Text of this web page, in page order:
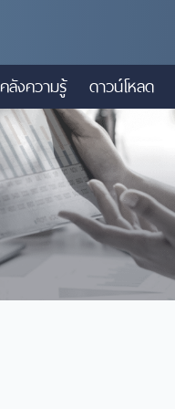
คลังความรู้ ดาวน์โหลด